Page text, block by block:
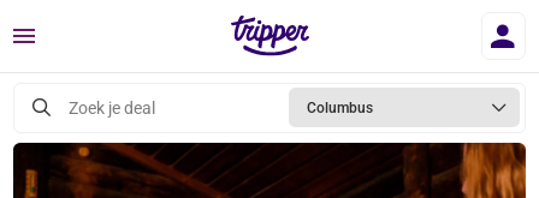
Menu
Zoek je deal Columbus